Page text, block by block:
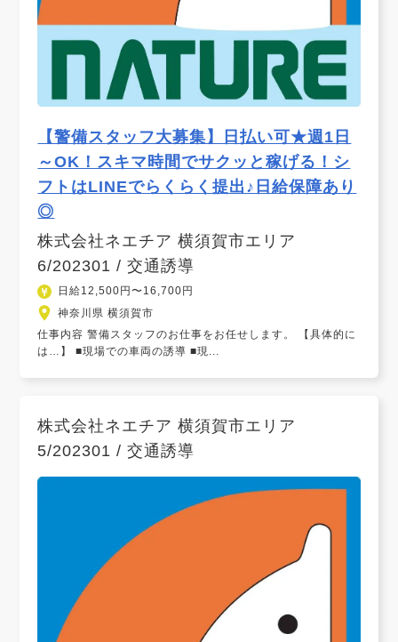
【警備スタッフ大募集】日払い可★週1日
～OK！スキマ時間でサクッと稼げる！シ
フトはLINEでらくらく提出♪日給保障あり
◎
株式会社ネエチア 横須賀市エリア
6/202301 / 交通誘導
日給12,500円〜16,700円
神奈川県 横須賀市
仕事内容 警備スタッフのお仕事をお任せします。 【具体的に
は…】 ■現場での車両の誘導 ■現...
株式会社ネエチア 横須賀市エリア
5/202301 / 交通誘導